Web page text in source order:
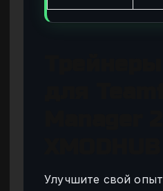
Улучшите свой опыт